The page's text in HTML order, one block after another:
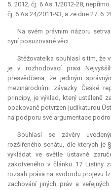
5. 2012, čj. 6 As 1/2012-28,
čj. 6 As 24/2011-93, a ze dne 27. 6.
Na svém právním názoru
nyní posuzované věci.
Stěžovatelka souhlasí s tím, že
je v rozhodovací praxi
přesvědčena, že jediným
mezinárodními závazky České
principy, je výklad, který ustáleně
opakovaně potvrzen judikaturou
na podporu své argumentace
Souhlasí se závěry
rozšířeného senátu, dle kterých je
vykládat ve světle ústavně
zakotveného v článku 17 Listiny
rozsah práva na svobodu projevu
zachování jiných práv a